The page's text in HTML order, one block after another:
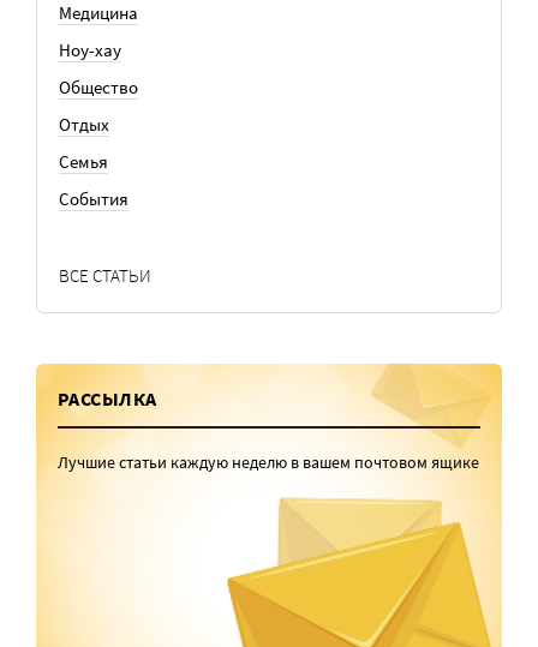
Медицина
Ноу-хау
Общество
Отдых
Семья
События
ВСЕ СТАТЬИ
РАССЫЛКА
Лучшие статьи каждую неделю в вашем почтовом ящике